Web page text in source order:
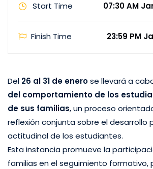
Start Time 07:30 AM
Finish Time 23:59 PM
Del 26 al 31 de enerose llevará a
del comportamiento de los
de sus familias, un proceso
reflexión conjunta sobre el desarrollo
actitudinal de los estudiantes.
Esta instancia promueve la
familias en el seguimiento formativo,